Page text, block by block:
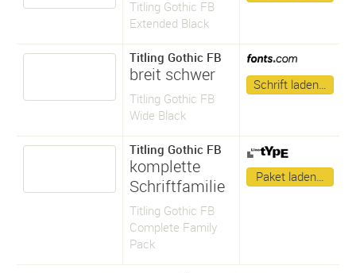
Titling Gothic FB
Extended Black
Titling Gothic FB
breit schwer
Titling Gothic FB
Wide Black
Schrift laden…
Titling Gothic FB
komplette
Schriftfamilie
Titling Gothic FB
Complete Family
Pack
Paket laden…